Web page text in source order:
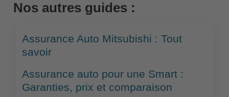
Nos autres guides :
Assurance Auto Mitsubishi : Tout
savoir
Assurance auto pour une Smart :
Garanties, prix et comparaison